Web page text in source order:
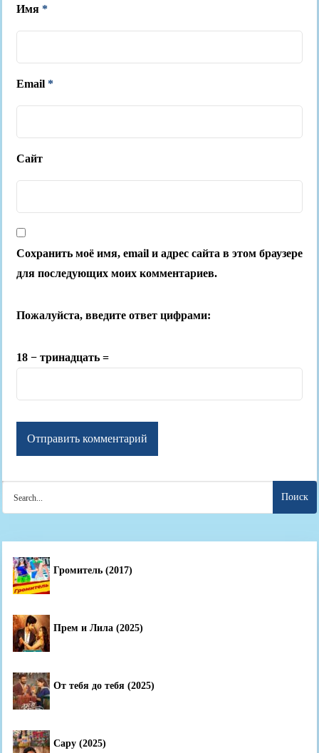
Имя *
Email *
Сайт
Сохранить моё имя, email и адрес сайта в этом браузере
для последующих моих комментариев.
Пожалуйста, введите ответ цифрами:
18 − тринадцать =
for:
Громитель (2017)
Прем и Лила (2025)
От тебя до тебя (2025)
Сару (2025)